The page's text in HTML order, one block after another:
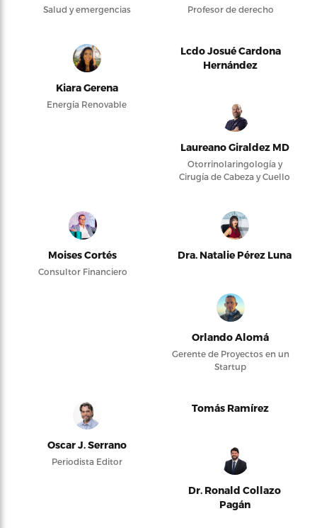
Salud y emergencias Profesor de derecho
Kiara Gerena
Energía Renovable
Lcdo Josué Cardona
Hernández
Laureano Giraldez MD
Otorrinolaringología y
Cirugía de Cabeza y Cuello
Moises Cortés
Consultor Financiero
Dra. Natalie Pérez Luna
Orlando Alomá
Gerente de Proyectos en un
Startup
Oscar J. Serrano
Periodista Editor
Tomás Ramírez
Dr. Ronald Collazo
Pagán